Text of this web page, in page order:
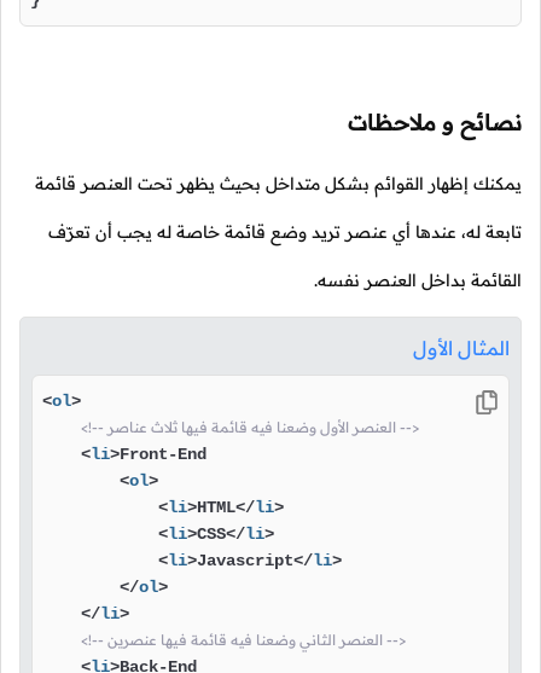
نصائح و ملاحظات
يمكنك إظهار القوائم بشكل متداخل بحيث يظهر تحت العنصر قائمة
تابعة له، عندها أي عنصر تريد وضع قائمة خاصة له يجب أن تعرّف
القائمة بداخل العنصر نفسه.
المثال الأول
<ol>
<!-- العنصر الأول وضعنا فيه قائمة فيها ثلاث عناصر -->
<li>Front-End
<ol>
<li>HTML</li>
<li>CSS</li>
<li>Javascript</li>
</ol>
</li>
<!-- العنصر الثاني وضعنا فيه قائمة فيها عنصرين -->
<li>Back-End